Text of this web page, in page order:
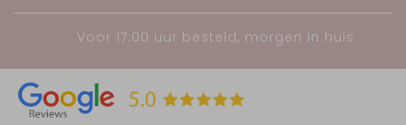
Voor 17:00 uur besteld, morgen in huis